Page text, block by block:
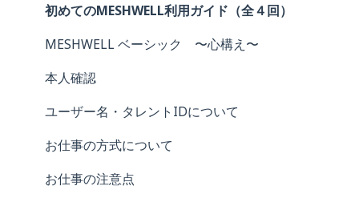
会員登録・退会
ログイン・パスワード
メールアドレス
ユーザー名
評価
MESHWELL内の用語について
初めてのMESHWELL利用ガイド（全４回）
MESHWELL ベーシック 〜心構え〜
本人確認
ユーザー名・タレントIDについて
お仕事の方式について
お仕事の注意点